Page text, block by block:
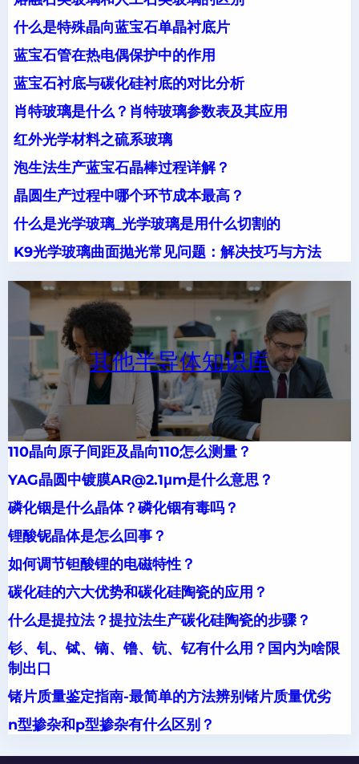
什么是特殊晶向蓝宝石单晶衬底片
蓝宝石管在热电偶保护中的作用
蓝宝石衬底与碳化硅衬底的对比分析
肖特玻璃是什么？肖特玻璃参数表及其应用
红外光学材料之硫系玻璃
泡生法生产蓝宝石晶棒过程详解？
晶圆生产过程中哪个环节成本最高？
什么是光学玻璃_光学玻璃是用什么切割的
K9光学玻璃曲面抛光常见问题：解决技巧与方法
其他半导体知识库
110晶向原子间距及晶向110怎么测量？
YAG晶圆中镀膜AR@2.1μm是什么意思？
磷化铟是什么晶体？磷化铟有毒吗？
锂酸铌晶体是怎么回事？
如何调节钽酸锂的电磁特性？
碳化硅的六大优势和碳化硅陶瓷的应用？
什么是提拉法？提拉法生产碳化硅陶瓷的步骤？
钐、钆、铽、镝、镥、钪、钇有什么用？国内为啥限
制出口
锗片质量鉴定指南-最简单的方法辨别锗片质量优劣
n型掺杂和p型掺杂有什么区别？